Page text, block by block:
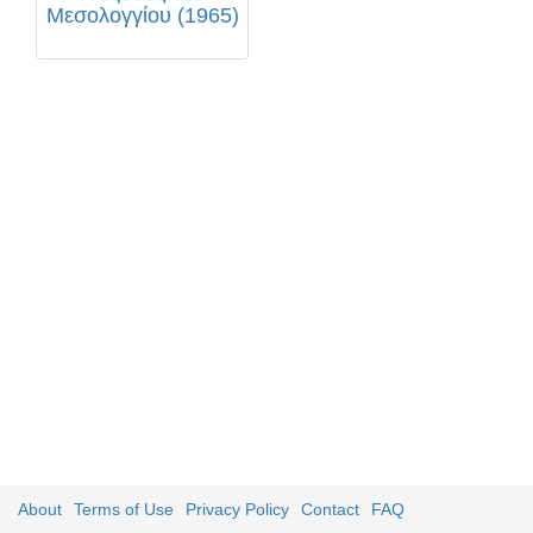
Μεσολογγίου (1965)
About Terms of Use Privacy Policy Contact FAQ